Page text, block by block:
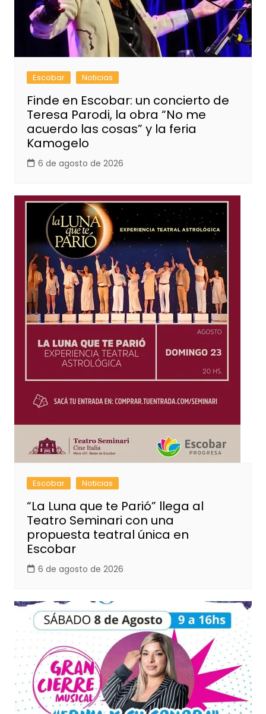
Escobar Noticias
Finde en Escobar: un concierto de
Teresa Parodi, la obra “No me
acuerdo las cosas” y la feria
Kamogelo
6 de agosto de 2026
Escobar Noticias
“La Luna que te Parió” llega al
Teatro Seminari con una
propuesta teatral única en
Escobar
6 de agosto de 2026